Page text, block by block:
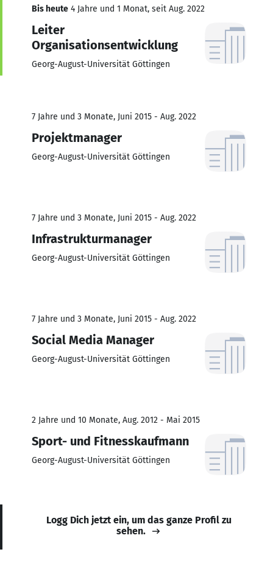
Bis heute 4 Jahre und 1 Monat, seit Aug. 2022
Leiter
Organisationsentwicklung
Georg-August-Universität Göttingen
7 Jahre und 3 Monate, Juni 2015 - Aug. 2022
Projektmanager
Georg-August-Universität Göttingen
7 Jahre und 3 Monate, Juni 2015 - Aug. 2022
Infrastrukturmanager
Georg-August-Universität Göttingen
7 Jahre und 3 Monate, Juni 2015 - Aug. 2022
Social Media Manager
Georg-August-Universität Göttingen
2 Jahre und 10 Monate, Aug. 2012 - Mai 2015
Sport- und Fitnesskaufmann
Georg-August-Universität Göttingen
Logg Dich jetzt ein, um das ganze Profil zu
sehen.